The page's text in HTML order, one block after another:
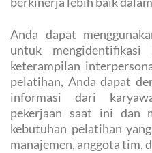
Anda dapat
untuk mengidentifikasi
keterampilan
pelatihan, Anda dapat
informasi dari
pekerjaan saat ini dan
kebutuhan pelatihan
manajemen, anggota tim,